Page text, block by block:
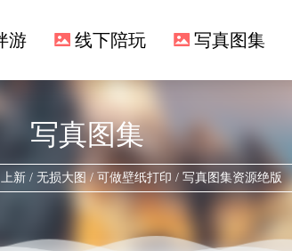
游 线下陪玩 写真图集
写真图集
新 / 无损大图 / 可做壁纸打印 / 写真图集资源绝版